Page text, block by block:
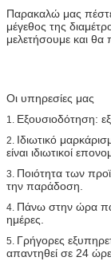
Παρακαλώ μας
μέγεθος της
μελετήσουμε και
Οι υπηρεσίες μας
1. Εξουσιοδότηση:
2. Ιδιωτικό
είναι ιδιωτικοί
3. Ποιότητα των
την παράδοση.
4. Πάνω στην ώρα
ημέρες.
5. Γρήγορες
απαντηθεί σε 24